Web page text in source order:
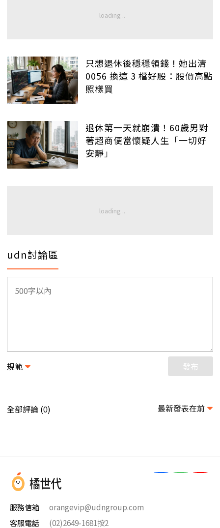
只想退休後穩穩領錢！她出清
0056 換這 3 檔好股：股價高點
照樣買
退休第一天就崩潰！60歲男對
著超商便當懷疑人生「一切好
安靜」
udn討論區
規範 發布
全部評論 (0) 最新發表在前
服務信箱
orangevip@udngroup.com
客服電話
(02)2649-1681按2